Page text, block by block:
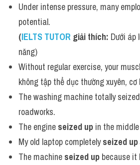
Under intense pressure, many
potential.
(IELTS TUTOR giải thích: Dưới áp
năng)
Without regular exercise, your
không tập thể dục thường xuyên,
The washing machine totally
roadworks.
The engine seized up in the
My old laptop completely seized up
The machine seized up because it